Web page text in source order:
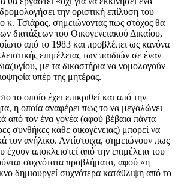
την οριστική επίλυση του
κ. Τσιάρας, σημειώνοντας πως στόχος θα
διατάξεων του Οικογενειακού Δικαίου,
από το 1983 και προβλέπει ως κανόνα
επιμέλειας των παιδιών σε έναν
με τα δικαστήρια να νομολογούν
υπέρ της μητέρας.
το οποίο έχει επικριθεί και από την
η οποία αναφέρει πως το να μεγαλώνει
από τον ένα γονέα (αφού βέβαια πάντα
συνθήκες κάθε οικογένειας) μπορεί να
τον ανήλικο. Αντίστοιχα, σημειώνουν πως
έχουν αποκλειστεί από την επιμέλεια του
συχνότατα προβλήματα, αφού «η
δημιουργεί συχνότερα κατάθλιψη από το